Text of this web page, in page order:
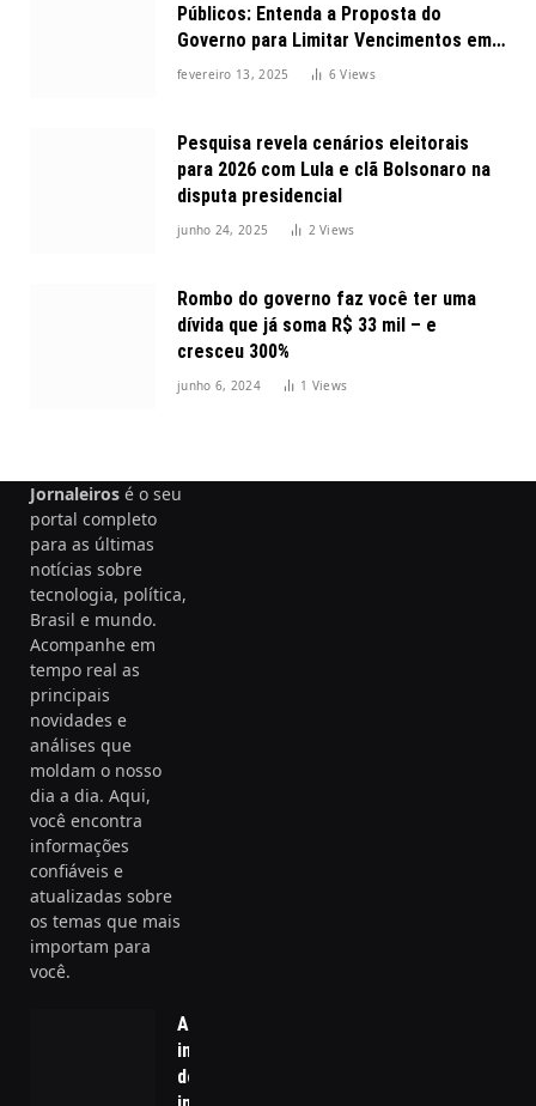
Públicos: Entenda a Proposta do
Governo para Limitar Vencimentos em
2025
fevereiro 13, 2025 6Views
Pesquisa revela cenários eleitorais
para 2026 com Lula e clã Bolsonaro na
disputa presidencial
junho 24, 2025 2Views
Rombo do governo faz você ter uma
dívida que já soma R$ 33 mil – e
cresceu 300%
junho 6, 2024 1 Views
Jornaleiros é o seu
portal completo
para as últimas
notícias sobre
tecnologia, política,
Brasil e mundo.
Acompanhe em
tempo real as
principais
novidades e
análises que
moldam o nosso
dia a dia. Aqui,
você encontra
informações
confiáveis e
atualizadas sobre
os temas que mais
importam para
você.
A
importância
dos